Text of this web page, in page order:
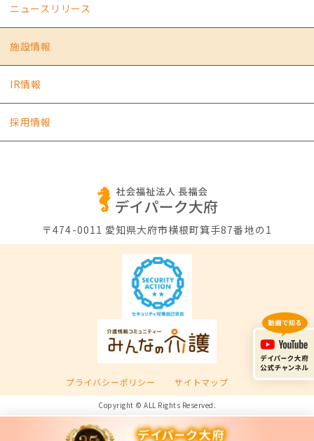
ニュースリリース
施設情報
IR情報
採用情報
〒474-0011 愛知県大府市横根町箕手87番地の1
プライバシーポリシー サイトマップ
Copyright © ALL Rights Reserved.